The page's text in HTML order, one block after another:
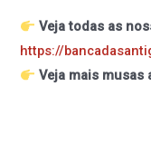
Veja todas as
https://
Veja mais musas